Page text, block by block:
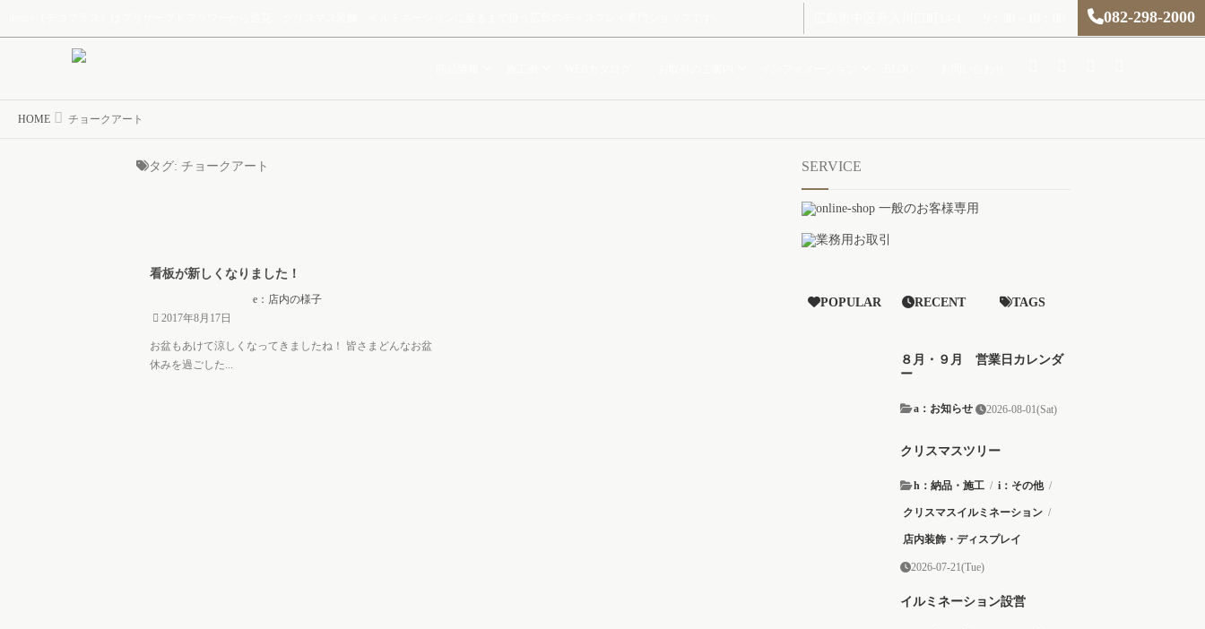
082-298-2000
HOME チョークアート
タグ: チョークアート
看板が新しくなりました！
e：店内の様子
2017年8月17日
お盆もあけて涼しくなってきましたね！ 皆さまどんなお盆
休みを過ごした...
SERVICE
POPULAR RECENT TAGS
８月・９月 営業日カレンダ
ー
a：お知らせ 2026-08-01(Sat)
クリスマスツリー
h：納品・施工 / i：その他 /
クリスマスイルミネーション /
店内装飾・ディスプレイ
2026-07-21(Tue)
イルミネーション設営